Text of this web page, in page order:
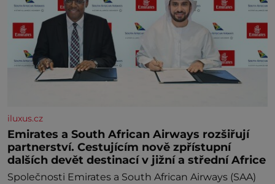
iluxus.cz
Emirates a South African Airways rozšiřují
partnerství. Cestujícím nově zpřístupní
dalších devět destinací v jižní a střední Africe
Společnosti Emirates a South African Airways (SAA)